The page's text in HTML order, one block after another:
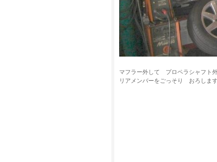
マフラー外して プロペラシャフト
リアメンバーをごっそり おろしま